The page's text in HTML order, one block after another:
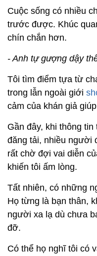
Cuộc sống có nhiều
trước được. Khúc
chín chắn hơn.
- Anh tự gượng dậy
Tôi tìm điểm tựa từ
trong lẫn ngoài giới
cảm của khán giả
Gần đây, khi thông
đăng tải, nhiều người
rất chờ đợi vai diễn
khiến tôi ấm lòng.
Tất nhiên, có những
Họ từng là bạn thân,
người xa lạ dù chưa
đỡ.
Có thể họ nghĩ tôi có